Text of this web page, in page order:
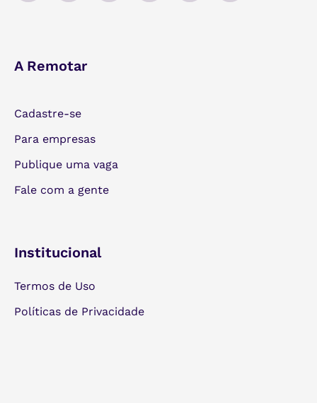
A Remotar
Cadastre-se
Para empresas
Publique uma vaga
Fale com a gente
Institucional
Termos de Uso
Políticas de Privacidade